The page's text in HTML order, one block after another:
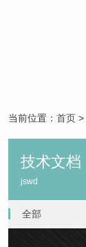
当前位置： 首页 >
技术文档
jswd
全部